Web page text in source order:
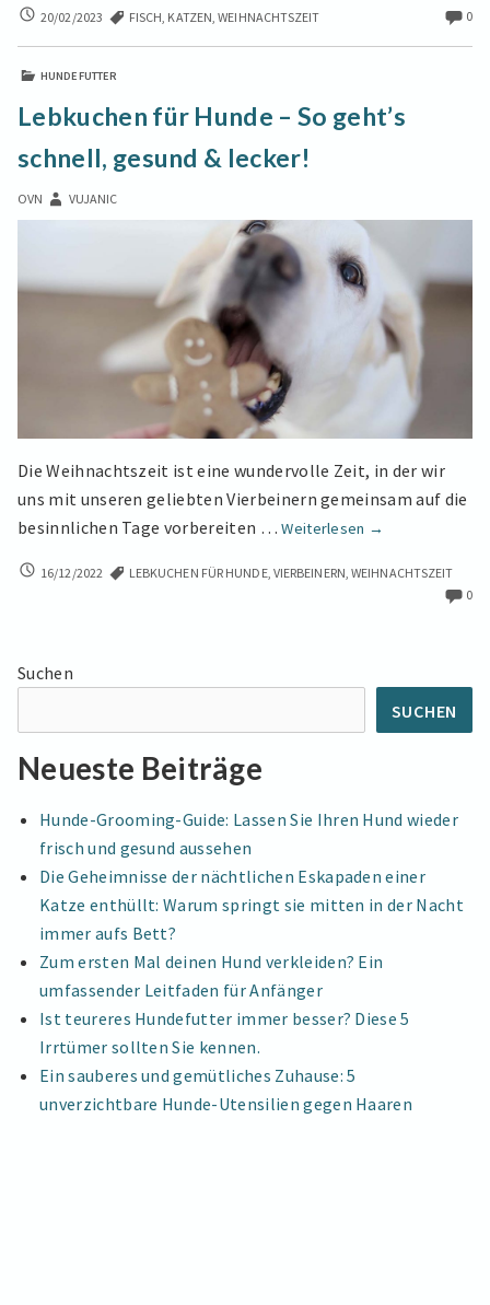
für
DER
FÜR
20/02/2023 FISCH, KATZEN,WEIHNACHTSZEIT 0
HUNDEFUTTER
Lebkuchen für Hunde – So geht’s
schnell, gesund & lecker!
OVN VUJANIC
Die Weihnachtszeit ist eine wundervolle Zeit, in der wir
uns mit unseren geliebten Vierbeinern gemeinsam auf die
besinnlichen Tage vorbereiten …Weiterlesen
Lebkuchen
Hunde
schnell,
gesund
&
→
LEBKUCHEN
GEHT’S
LECKER!
16/12/2022 LEBKUCHEN FÜR HUNDE, VIERBEINERN,WEIHNACHTSZEIT
0
Suchen
SUCHEN
Neueste Beiträge
Hunde-Grooming-Guide: Lassen Sie Ihren Hund wieder
frisch und gesund aussehen
Die Geheimnisse der nächtlichen Eskapaden einer
Katze enthüllt: Warum springt sie mitten in der Nacht
immer aufs Bett?
Zum ersten Mal deinen Hund verkleiden? Ein
umfassender Leitfaden für Anfänger
Ist teureres Hundefutter immer besser? Diese 5
Irrtümer sollten Sie kennen.
Ein sauberes und gemütliches Zuhause: 5
unverzichtbare Hunde-Utensilien gegen Haaren